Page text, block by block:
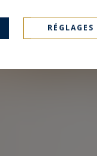
RÉGLAGES